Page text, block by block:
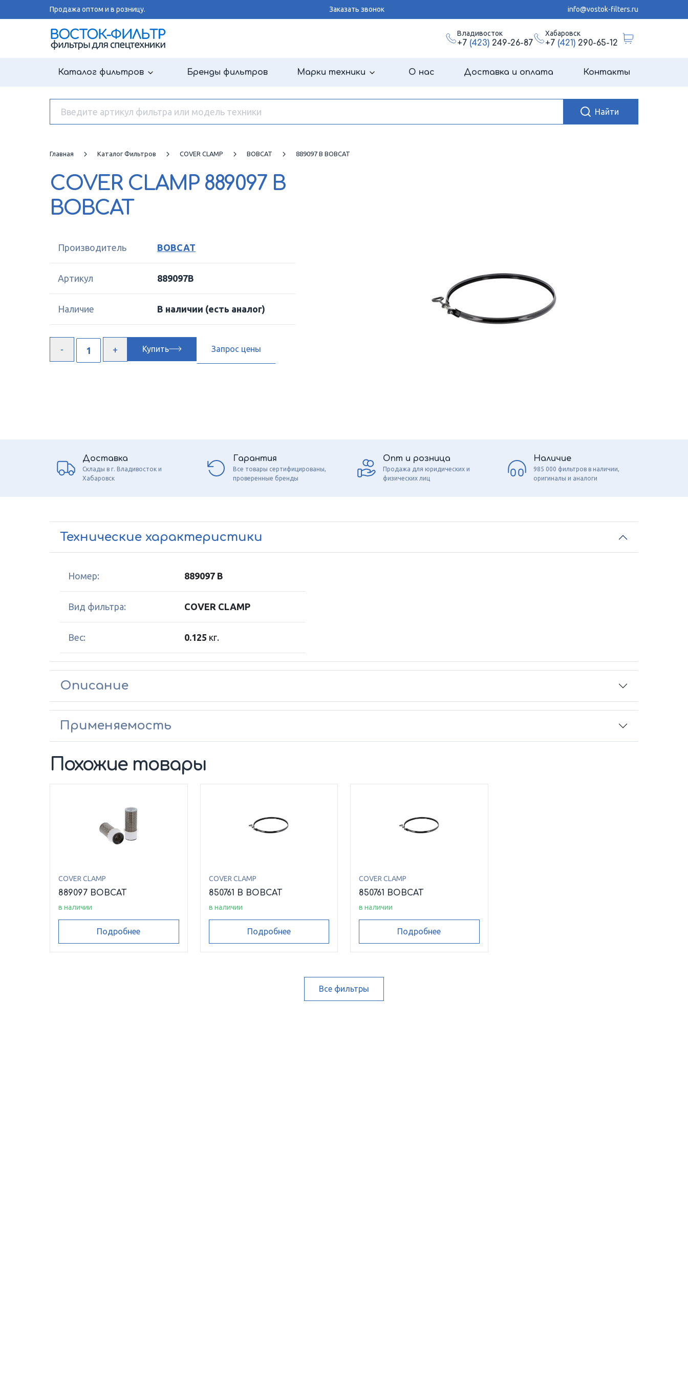
Продажа оптом и в розницу. Заказать звонок info@vostok-filters.ru
Владивосток
+7 (423)249-26-87
Хабаровск
+7 (421)290-65-12
Каталог фильтров Бренды фильтров Марки техники О нас Доставка и оплата Контакты
Главная Каталог Фильтров COVER CLAMP BOBCAT 889097 B BOBCAT
COVER CLAMP 889097 B
BOBCAT
Производитель BOBCAT
Артикул 889097B
Наличие В наличии (есть аналог)
Купить Запрос цены
Доставка
Склады в г. Владивосток и
Хабаровск
Гарантия
Все товары сертифицированы,
проверенные бренды
Опт и розница
Продажа для юридических и
физических лиц
Наличие
985 000 фильтров в наличии,
оригиналы и аналоги
Технические характеристики
Номер: 889097 B
Вид фильтра: COVER CLAMP
Вес: 0.125 кг.
Описание
Применяемость
Похожие товары
COVER CLAMP
889097 BOBCAT
в наличии
Подробнее
COVER CLAMP
850761 B BOBCAT
в наличии
Подробнее
COVER CLAMP
850761 BOBCAT
в наличии
Подробнее
Все фильтры